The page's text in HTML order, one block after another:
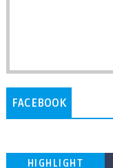
FACEBOOK
HIGHLIGHT